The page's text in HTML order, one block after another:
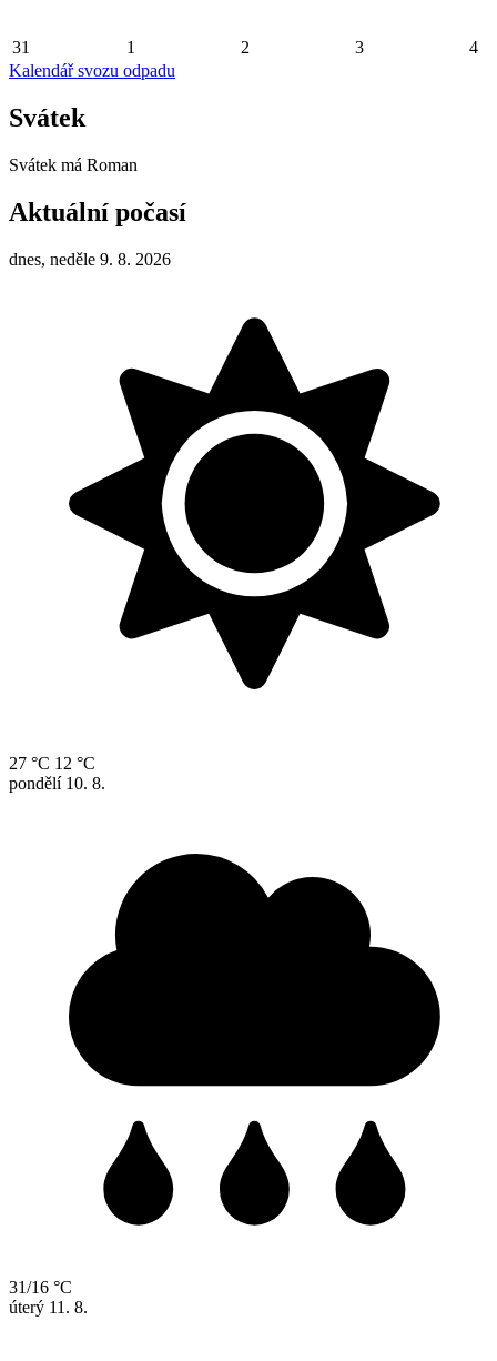
31 1 2 3
4
Kalendář svozu odpadu
Svátek
Svátek má Roman
Aktuální počasí
dnes, neděle 9. 8. 2026
27 °C 12 °C
pondělí 10. 8.
31/16 °C
úterý 11. 8.